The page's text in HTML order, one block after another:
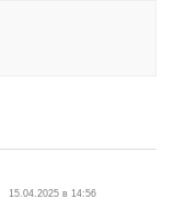
15.04.2025 в 14:56